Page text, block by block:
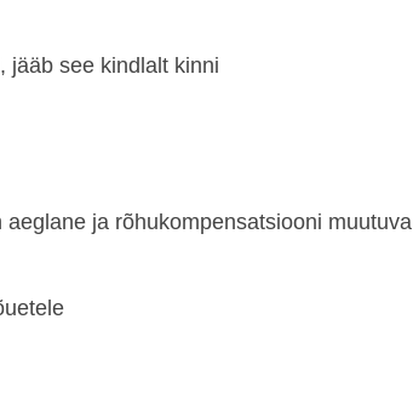
jääb see kindlalt kinni
ja rõhukompensatsiooni muutuva